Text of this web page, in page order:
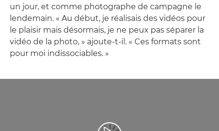
un jour, et comme photographe de campagne le
lendemain. « Au début, je réalisais des vidéos pour
le plaisir mais désormais, je ne peux pas séparer la
vidéo de la photo, » ajoute-t-il. « Ces formats sont
pour moi indissociables. »